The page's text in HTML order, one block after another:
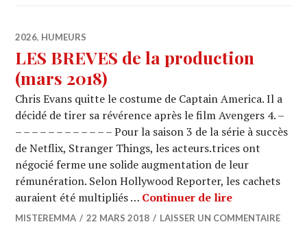
2026, HUMEURS
LES BREVES de la production
(mars 2018)
Chris Evans quitte le costume de Captain America. Il a
décidé de tirer sa révérence après le film Avengers 4. –
– – – – – – – – – – – – Pour la saison 3 de la série à succès
de Netflix, Stranger Things, les acteurs.trices ont
négocié ferme une solide augmentation de leur
rémunération. Selon Hollywood Reporter, les cachets
auraient été multipliés … Continuer de lireLES
MISTEREMMA 22 MARS 2018 LAISSER UN COMMENTAIRE